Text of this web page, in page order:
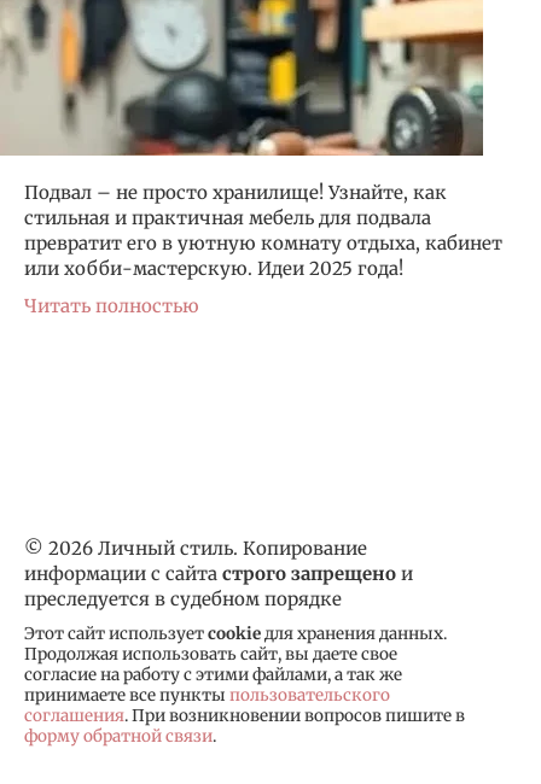
Подвал – не просто хранилище! Узнайте, как
стильная и практичная мебель для подвала
превратит его в уютную комнату отдыха, кабинет
или хобби-мастерскую. Идеи 2025 года!
Читать полностью
© 2026 Личный стиль. Копирование
информации с сайта строго запрещено и
преследуется в судебном порядке
Этот сайт используетcookieдля хранения данных.
Продолжая использовать сайт, вы даете свое
согласие на работу с этими файлами, а так же
принимаете все пункты пользовательского
соглашения. При возникновении вопросов пишите в
форму обратной связи.